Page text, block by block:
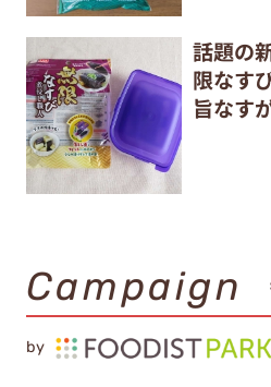
話題の
限なす
旨なす
Campaign
by